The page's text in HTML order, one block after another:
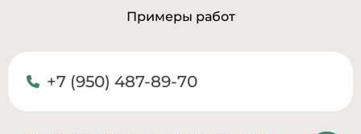
Примеры работ
+7 (950) 487-89-70